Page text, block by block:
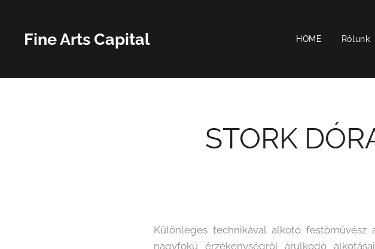
Fine Arts Capital HOME Rólunk
STORK
Különleges technikával alkotó
nagyfokú érzékenységről árulkodó